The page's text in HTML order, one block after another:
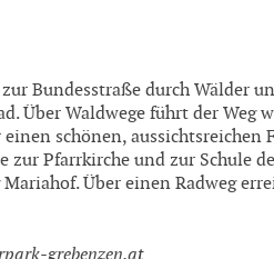
Bundesstraße durch Wälder
Über Waldwege führt der Weg
schönen, aussichtsreichen
Pfarrkirche und zur Schule
Über einen Radweg